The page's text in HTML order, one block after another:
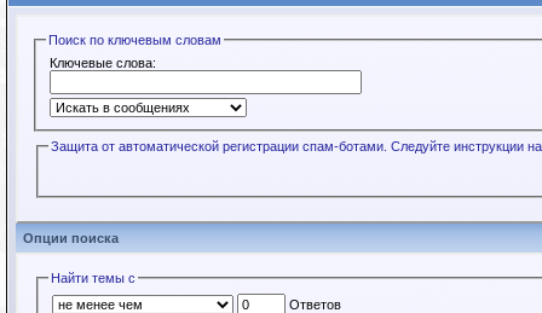
Поиск по ключевым словам
Ключевые слова:
Защита от автоматической регистрации спам-ботами. Следуйте инструкции
Опции поиска
Найти темы с
Ответов